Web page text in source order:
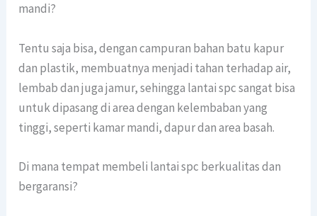
mandi?
Tentu saja bisa, dengan campuran bahan batu kapur
dan plastik, membuatnya menjadi tahan terhadap air,
lembab dan juga jamur, sehingga lantai spc sangat bisa
untuk dipasang di area dengan kelembaban yang
tinggi, seperti kamar mandi, dapur dan area basah.
Di mana tempat membeli lantai spc berkualitas dan
bergaransi?